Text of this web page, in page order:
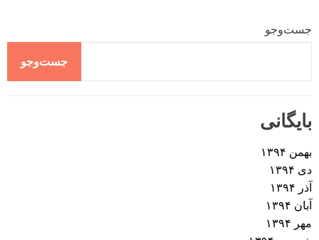
جست‌وجو
جست‌وجو
بایگانی
بهمن ۱۳۹۴
دی ۱۳۹۴
آذر ۱۳۹۴
آبان ۱۳۹۴
مهر ۱۳۹۴